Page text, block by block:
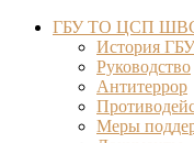
ГБУ ТО ЦСП
История
Руководство
Антитеррор
Меры